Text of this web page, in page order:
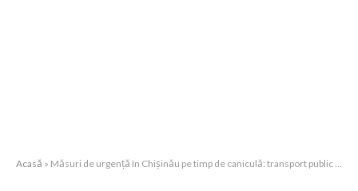
Acasă » Măsuri de urgență în Chișinău pe timp de caniculă: transport public monitorizat și puncte de asistență medicală